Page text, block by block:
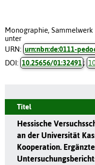
Monographie,
unter
URN: urn:nbn:de:0111-
DOI: 10.25656/01:32491;
Titel
Hessische
an der Universität
Kooperation.